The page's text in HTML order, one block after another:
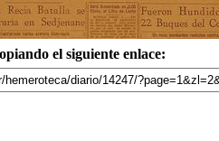
el siguiente enlace: